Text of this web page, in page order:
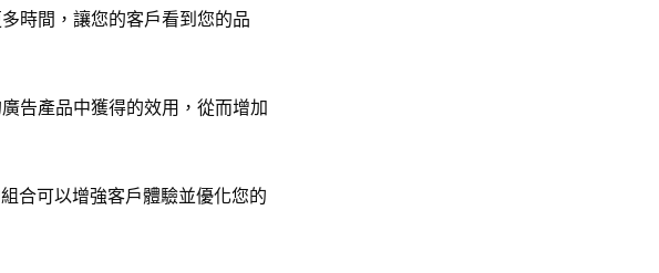
時間，讓您的客戶看到您的品
告產品中獲得的效用，從而增加
合可以增強客戶體驗並優化您的